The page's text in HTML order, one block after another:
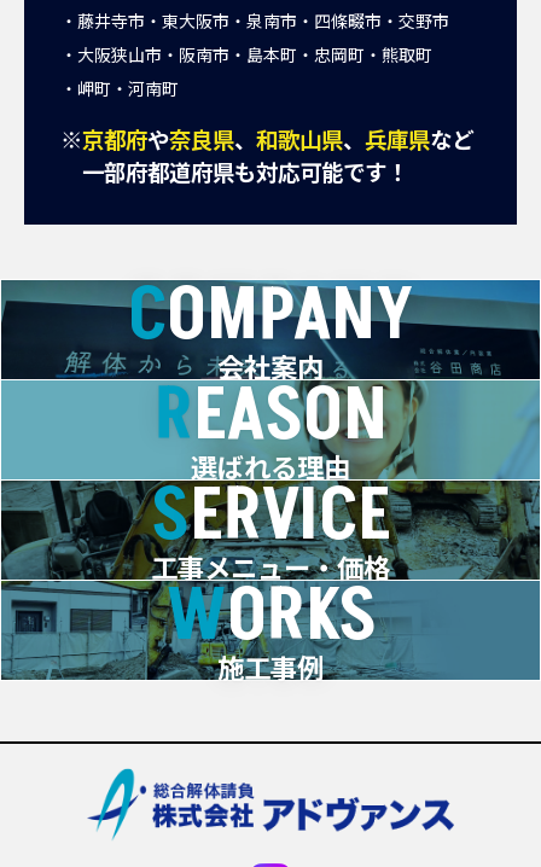
藤井寺市
東大阪市 泉南市 四條畷市
交野市
大阪狭山市
阪南市 島本町 忠岡町
熊取町
岬町
河南町
※京都府や奈良県、 和歌山県、 兵庫県など
一部府都道府県も対応可能です！
COMPANY
会社案内
REASON
選ばれる理由
WORKS
施工事例
SERVICE
工事メニュー・価格